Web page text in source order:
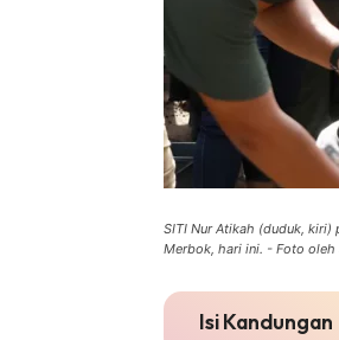
SITI Nur Atikah (duduk, kiri)
Merbok, hari ini. - Foto oleh
Isi Kandungan